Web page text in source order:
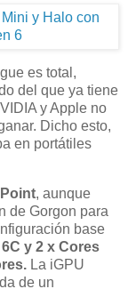
es total,
del que ya tiene
y Apple no
Dicho esto,
en portátiles
, aunque
de Gorgon para
base
y 2 x Cores
La iGPU
de un